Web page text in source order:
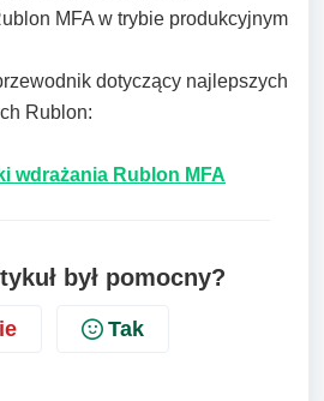
MFA w trybie produkcyjnym
dotyczący najlepszych
Rublon:
wdrażania Rublon MFA
był pomocny?
Tak